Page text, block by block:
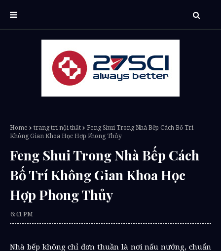
Home trang trí nội thất
Feng Shui Trong Nhà Bếp Cách Bố Trí
Không Gian Khoa Học Hợp Phong Thủy
Feng Shui Trong Nhà Bếp Cách
Bố Trí Không Gian Khoa Học
Hợp Phong Thủy
6:41 PM
Nhà bếp không chỉ đơn thuần là nơi nấu nướng, chuẩn